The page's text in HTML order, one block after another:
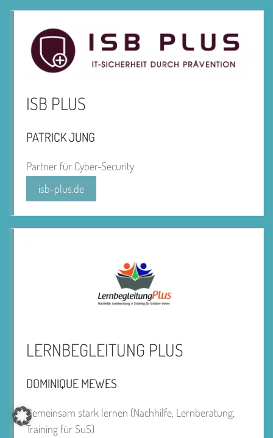
ISB PLUS
PATRICK JUNG
Partner für Cyber-Security
isb-plus.de
LERNBEGLEITUNG PLUS
DOMINIQUE MEWES
Gemeinsam stark lernen (Nachhilfe, Lernberatung,
Training für SuS)